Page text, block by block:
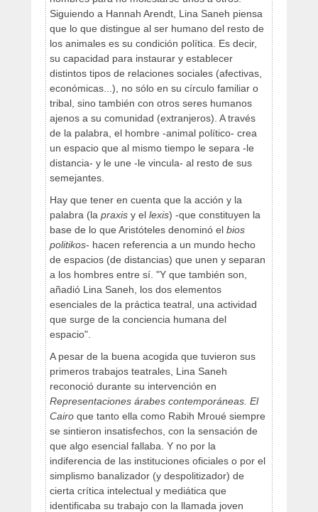
Siguiendo a Hannah Arendt, Lina Saneh piensa
que lo que distingue al ser humano del resto de
los animales es su condición política. Es decir,
su capacidad para instaurar y establecer
distintos tipos de relaciones sociales (afectivas,
económicas...), no sólo en su círculo familiar o
tribal, sino también con otros seres humanos
ajenos a su comunidad (extranjeros). A través
de la palabra, el hombre -animal político- crea
un espacio que al mismo tiempo le separa -le
distancia- y le une -le vincula- al resto de sus
semejantes.
Hay que tener en cuenta que la acción y la
palabra (la praxis y el lexis) -que constituyen la
base de lo que Aristóteles denominó el bios
politikos- hacen referencia a un mundo hecho
de espacios (de distancias) que unen y separan
a los hombres entre sí. "Y que también son,
añadió Lina Saneh, los dos elementos
esenciales de la práctica teatral, una actividad
que surge de la conciencia humana del
espacio".
A pesar de la buena acogida que tuvieron sus
primeros trabajos teatrales, Lina Saneh
reconoció durante su intervención en
Representaciones árabes contemporáneas. El
Cairo que tanto ella como Rabih Mroué siempre
se sintieron insatisfechos, con la sensación de
que algo esencial fallaba. Y no por la
indiferencia de las instituciones oficiales o por el
simplismo banalizador (y despolitizador) de
cierta crítica intelectual y mediática que
identificaba su trabajo con la llamada joven